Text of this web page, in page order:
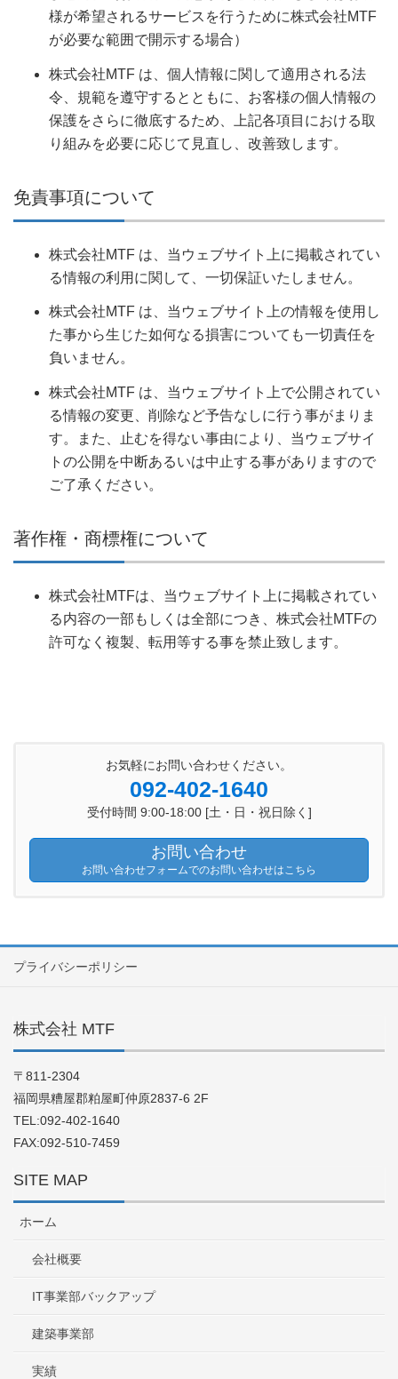
様が希望されるサービスを行うために株式会社MTF
が必要な範囲で開示する場合）
株式会社MTF は、個人情報に関して適用される法
令、規範を遵守するとともに、お客様の個人情報の
保護をさらに徹底するため、上記各項目における取
り組みを必要に応じて見直し、改善致します。
免責事項について
株式会社MTF は、当ウェブサイト上に掲載されてい
る情報の利用に関して、一切保証いたしません。
株式会社MTF は、当ウェブサイト上の情報を使用し
た事から生じた如何なる損害についても一切責任を
負いません。
株式会社MTF は、当ウェブサイト上で公開されてい
る情報の変更、削除など予告なしに行う事がまりま
す。また、止むを得ない事由により、当ウェブサイ
トの公開を中断あるいは中止する事がありますので
ご了承ください。
著作権・商標権について
株式会社MTFは、当ウェブサイト上に掲載されてい
る内容の一部もしくは全部につき、株式会社MTFの
許可なく複製、転用等する事を禁止致します。
お気軽にお問い合わせください。
092-402-1640
受付時間 9:00-18:00 [土・日・祝日除く]
お問い合わせ
お問い合わせフォームでのお問い合わせはこちら
プライバシーポリシー
株式会社 MTF
〒811-2304
福岡県糟屋郡粕屋町仲原2837-6 2F
TEL:092-402-1640
FAX:092-510-7459
SITE MAP
ホーム
会社概要
IT事業部バックアップ
建築事業部
実績